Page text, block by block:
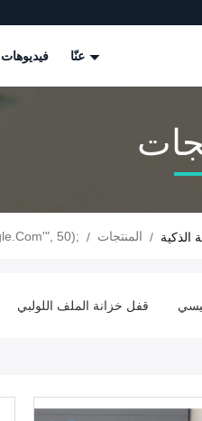
فيديوهات
50); / المنتجات / الذكية
قفل خزانة الملف اللولبي